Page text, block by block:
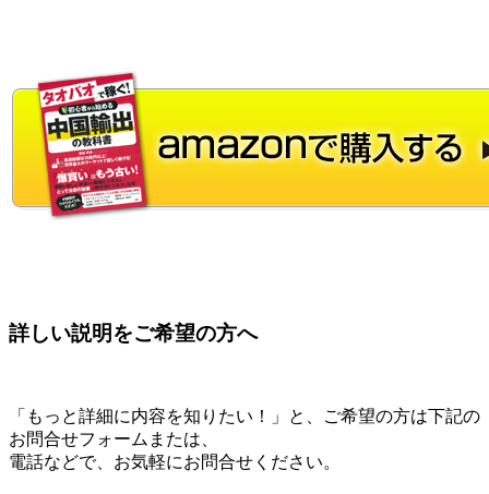
詳しい説明をご希望の方へ
「もっと詳細に内容を知りたい！」と、ご希望の方は下記の
お問合せフォームまたは、
電話などで、お気軽にお問合せください。